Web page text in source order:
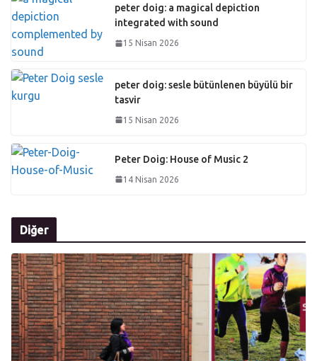
peter doig: a magical depiction
integrated with sound
15 Nisan 2026
peter doig: sesle bütünlenen büyülü bir
tasvir
15 Nisan 2026
Peter Doig: House of Music 2
14 Nisan 2026
Diğer